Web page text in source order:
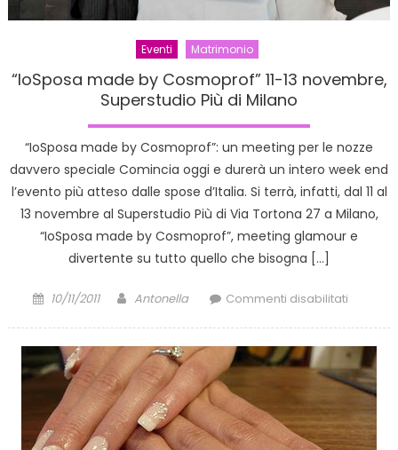
Eventi Matrimonio
“IoSposa made by Cosmoprof” 11-13 novembre,
Superstudio Più di Milano
“IoSposa made by Cosmoprof”: un meeting per le nozze
davvero speciale Comincia oggi e durerà un intero week end
l’evento più atteso dalle spose d’Italia. Si terrà, infatti, dal 11 al
13 novembre al Superstudio Più di Via Tortona 27 a Milano,
“IoSposa made by Cosmoprof”, meeting glamour e
divertente su tutto quello che bisogna […]
Posted
10/11/2011 Author
Antonella Commenti disabilitatisu
by
13